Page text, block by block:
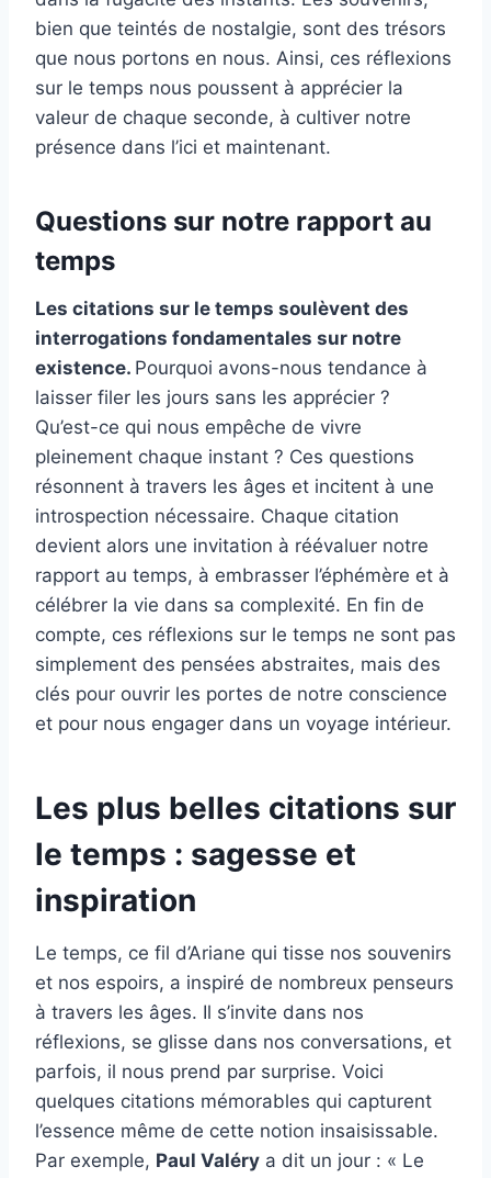
bien que teintés de nostalgie, sont des trésors
que nous portons en nous. Ainsi, ces réflexions
sur le temps nous poussent à apprécier la
valeur de chaque seconde, à cultiver notre
présence dans l’ici et maintenant.
Questions sur notre rapport au
temps
Les citations sur le temps soulèvent des
interrogations fondamentales sur notre
existence. Pourquoi avons-nous tendance à
laisser filer les jours sans les apprécier ?
Qu’est-ce qui nous empêche de vivre
pleinement chaque instant ? Ces questions
résonnent à travers les âges et incitent à une
introspection nécessaire. Chaque citation
devient alors une invitation à réévaluer notre
rapport au temps, à embrasser l’éphémère et à
célébrer la vie dans sa complexité. En fin de
compte, ces réflexions sur le temps ne sont pas
simplement des pensées abstraites, mais des
clés pour ouvrir les portes de notre conscience
et pour nous engager dans un voyage intérieur.
Les plus belles citations sur
le temps : sagesse et
inspiration
Le temps, ce fil d’Ariane qui tisse nos souvenirs
et nos espoirs, a inspiré de nombreux penseurs
à travers les âges. Il s’invite dans nos
réflexions, se glisse dans nos conversations, et
parfois, il nous prend par surprise. Voici
quelques citations mémorables qui capturent
l’essence même de cette notion insaisissable.
Par exemple, Paul Valéry a dit un jour : « Le